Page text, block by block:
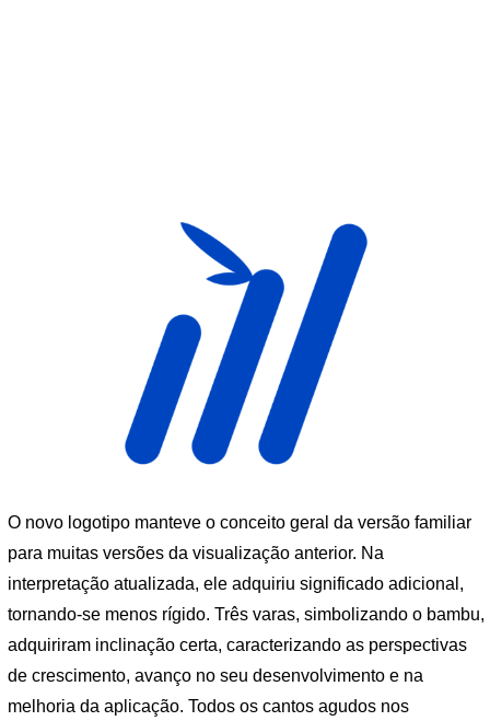
O novo logotipo manteve o conceito geral da versão familiar
para muitas versões da visualização anterior. Na
interpretação atualizada, ele adquiriu significado adicional,
tornando-se menos rígido. Três varas, simbolizando o bambu,
adquiriram inclinação certa, caracterizando as perspectivas
de crescimento, avanço no seu desenvolvimento e na
melhoria da aplicação. Todos os cantos agudos nos